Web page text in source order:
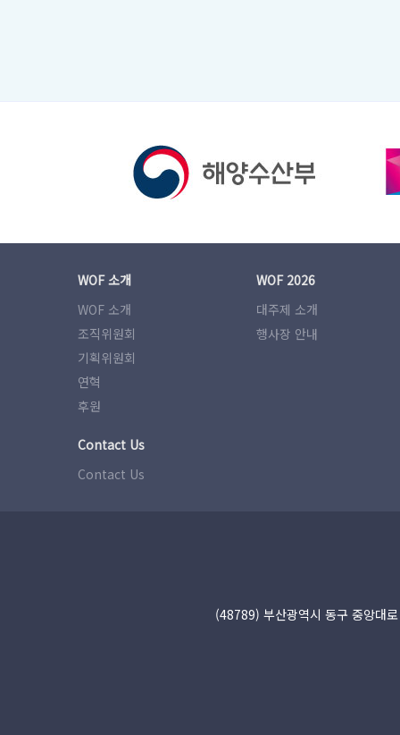
WOF 소개
WOF 소개
조직위원회
기획위원회
연혁
후원
WOF 2026
대주제 소개
행사장 안내
Contact Us
Contact Us
(48789) 부산광역시 동구 중앙대